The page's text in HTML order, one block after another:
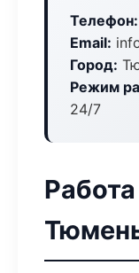
Телефон:
Email:
Город:
Режим
24/7